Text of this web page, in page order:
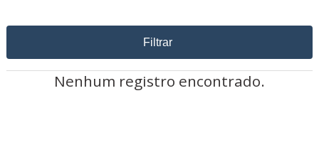
Filtrar
Nenhum registro encontrado.